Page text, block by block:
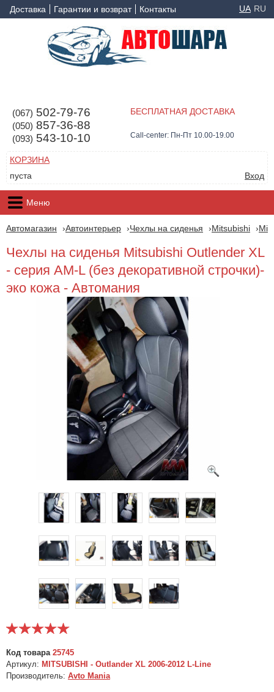
Доставка Гарантии и возврат Контакты UA RU
(067) 502-79-76
(050) 857-36-88
(093) 543-10-10
БЕСПЛАТНАЯ ДОСТАВКА
Call-center: Пн-Пт 10.00-19.00
КОРЗИНА
пуста
Вход
Меню
Автомагазин Автоинтерьер Чехлы на сиденья Mitsubishi
Чехлы на сиденья Mitsubishi Outlender XL
- серия AM-L (без декоративной строчки)-
эко кожа - Автомания
Код товара 25745
Артикул: MITSUBISHI - Outlander XL 2006-2012 L-Line
Производитель: Avto Mania